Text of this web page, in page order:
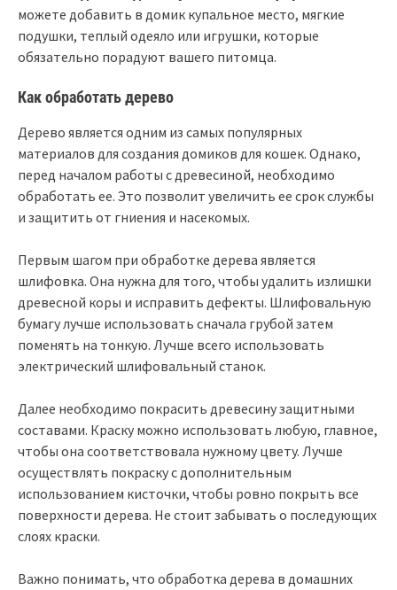
можете добавить в домик купальное место, мягкие
подушки, теплый одеяло или игрушки, которые
обязательно порадуют вашего питомца.
Как обработать дерево
Дерево является одним из самых популярных
материалов для создания домиков для кошек. Однако,
перед началом работы с древесиной, необходимо
обработать ее. Это позволит увеличить ее срок службы
и защитить от гниения и насекомых.
Первым шагом при обработке дерева является
шлифовка. Она нужна для того, чтобы удалить излишки
древесной коры и исправить дефекты. Шлифовальную
бумагу лучше использовать сначала грубой затем
поменять на тонкую. Лучше всего использовать
электрический шлифовальный станок.
Далее необходимо покрасить древесину защитными
составами. Краску можно использовать любую, главное,
чтобы она соответствовала нужному цвету. Лучше
осуществлять покраску с дополнительным
использованием кисточки, чтобы ровно покрыть все
поверхности дерева. Не стоит забывать о последующих
слоях краски.
Важно понимать, что обработка дерева в домашних